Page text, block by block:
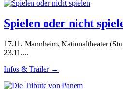
Spielen oder nicht
17.11. Mannheim, Nationaltheater
23.11....
Infos & Trailer →